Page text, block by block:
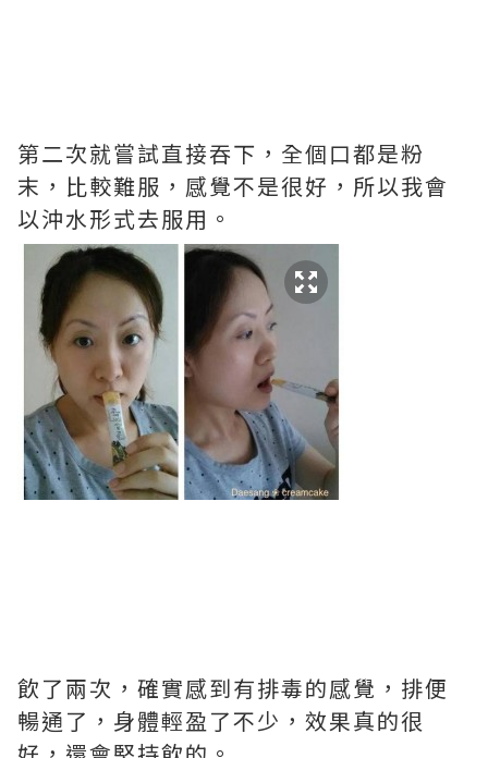
第二次就嘗試直接吞下，全個口都是粉
末，比較難服，感覺不是很好，所以我會
以沖水形式去服用。
飲了兩次，確實感到有排毒的感覺，排便
暢通了，身體輕盈了不少，效果真的很